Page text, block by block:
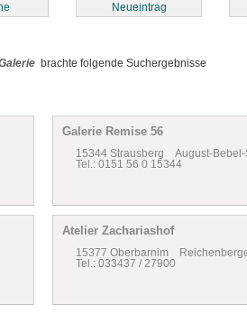
Neueintrag
brachte folgende Suchergebnisse
Galerie Remise 56
15344 Strausberg August-Bebel-
Tel.: 0151 56 0 15344
Atelier Zachariashof
15377 Oberbarnim
Tel.: 033437 / 27900